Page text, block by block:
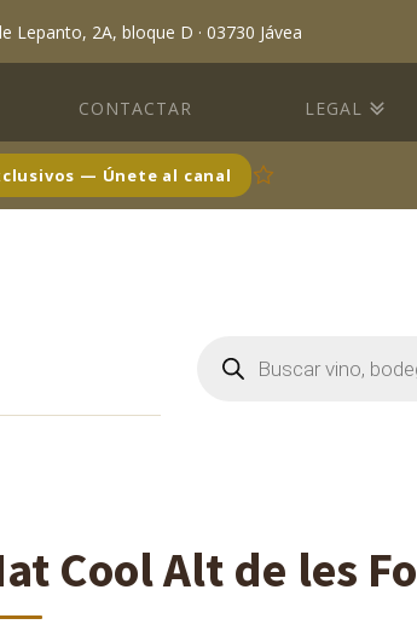
Lepanto, 2A, bloque D · 03730 Jávea
CONTACTAR LEGAL
— Únete al canal
Búsqueda
Cool Alt de les